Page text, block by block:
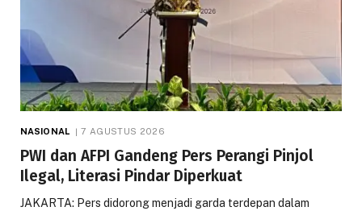
NASIONAL 7 AGUSTUS 2026
PWI dan AFPI Gandeng Pers Perangi Pinjol
Ilegal, Literasi Pindar Diperkuat
JAKARTA: Pers didorong menjadi garda terdepan dalam